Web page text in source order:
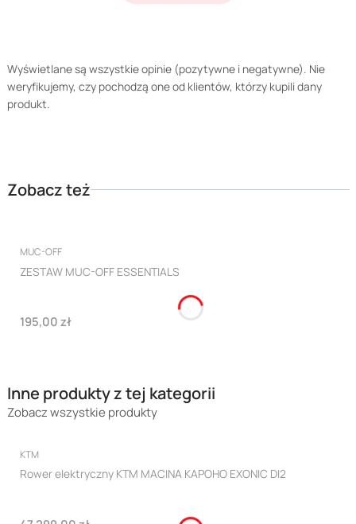
Wyświetlane są wszystkie opinie (pozytywne i negatywne). Nie
weryfikujemy, czy pochodzą one od klientów, którzy kupili dany
produkt.
Zobacz też
PRODUCENT
MUC-OFF
ZESTAW MUC-OFF ESSENTIALS
Cena
195,00 zł
Inne produkty z tej kategorii
Zobacz wszystkie produkty
PRODUCENT
KTM
Rower elektryczny KTM MACINA KAPOHO EXONIC DI2